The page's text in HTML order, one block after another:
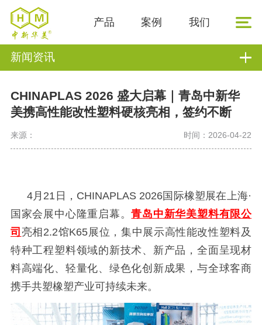
产品 案例 我们
新闻资讯
CHINAPLAS 2026 盛大启幕｜青岛中新华
美携高性能改性塑料硬核亮相，签约不断
来源： 时间：2026-04-22
4月21日，CHINAPLAS 2026国际橡塑展在上海·
国家会展中心隆重启幕。青岛中新华美塑料有限公
司 亮相 2.2馆K65展位，集中展示高性能改性塑料及
特种工程塑料领域的新技术、新产品，全面呈现材
料高端化、轻量化、绿色化创新成果，与全球客商
携手共塑橡塑产业可持续未来。